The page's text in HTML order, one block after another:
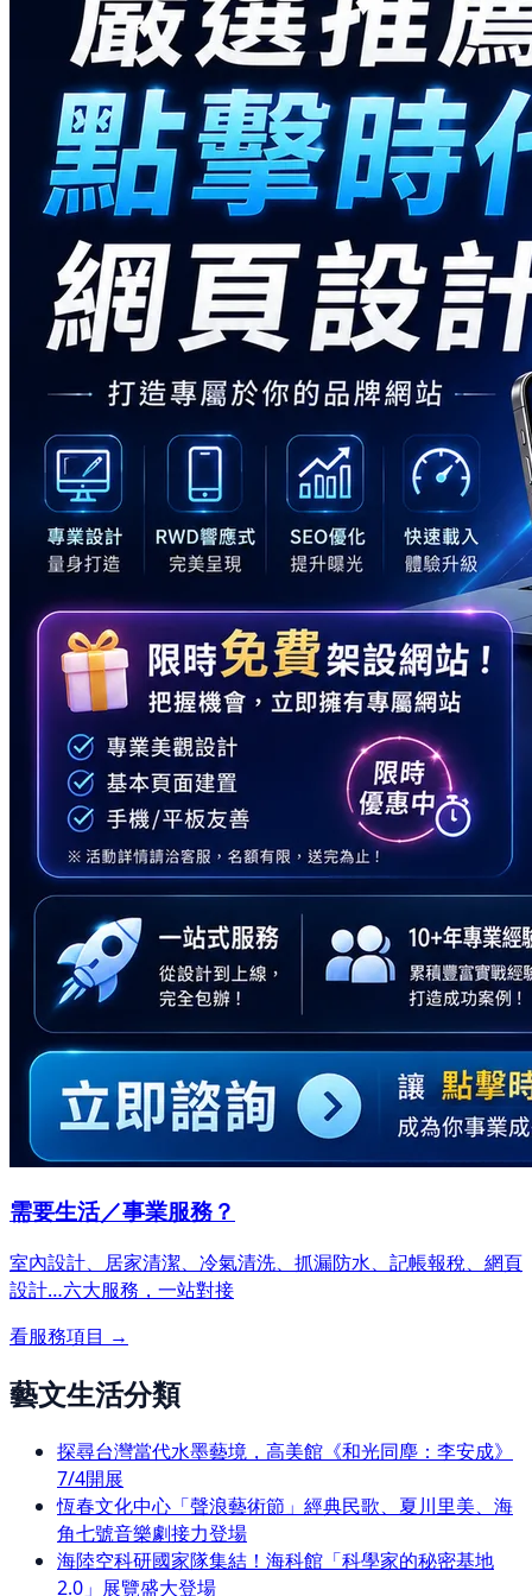
需要生活／事業服務？
室內設計、居家清潔、冷氣清洗、抓漏防水、記帳報稅、網頁
設計…六大服務，一站對接
看服務項目 →
藝文生活分類
探尋台灣當代水墨藝境，高美館《和光同塵：李安成》
7/4開展
恆春文化中心「聲浪藝術節」經典民歌、夏川里美、海
角七號音樂劇接力登場
海陸空科研國家隊集結！海科館「科學家的秘密基地
2.0」展覽盛大登場